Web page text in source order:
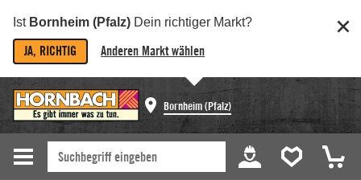
Ist Bornheim (Pfalz) Dein richtiger Markt?
JA, RICHTIG Anderen Markt wählen
Bornheim (Pfalz)